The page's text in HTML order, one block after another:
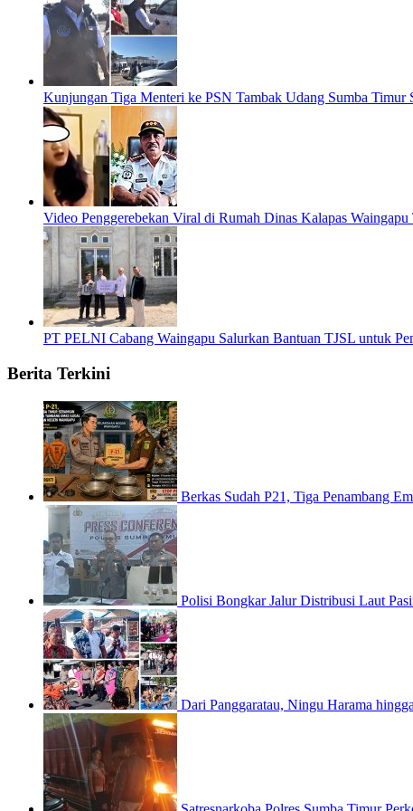
Kunjungan Tiga Menteri ke PSN Tambak Udang Sumba
Video Penggerebekan Viral di Rumah Dinas Kalapas
PT PELNI Cabang Waingapu Salurkan Bantuan TJSL untuk
Berita Terkini
Berkas Sudah P21, Tiga Penambang
Polisi Bongkar Jalur Distribusi Laut
Dari Panggaratau, Ningu Harama